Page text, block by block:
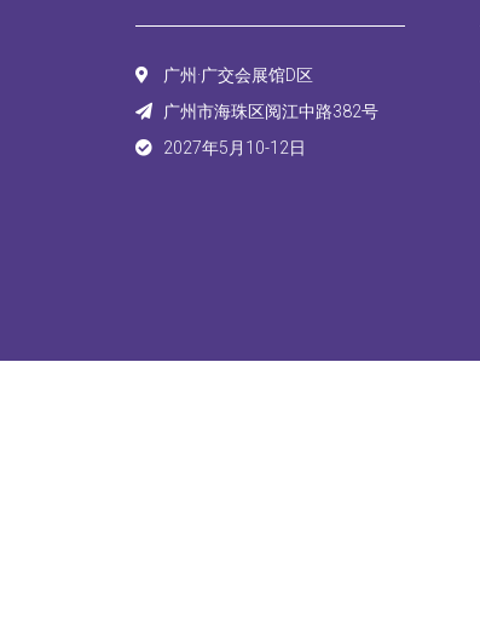
广州·广交会展馆D区
广州市海珠区阅江中路382号
2027年5月10-12日